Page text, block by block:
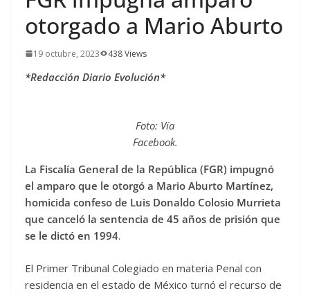
otorgado a Mario Aburto
19 octubre, 2023 438 Views
*Redacción Diario Evolución*
Foto: Vía
Facebook.
La Fiscalía General de la República (FGR) impugnó
el amparo que le otorgó a Mario Aburto Martínez,
homicida confeso de Luis Donaldo Colosio Murrieta
que canceló la sentencia de 45 años de prisión que
se le dictó en 1994.
El Primer Tribunal Colegiado en materia Penal con
residencia en el estado de México turnó el recurso de